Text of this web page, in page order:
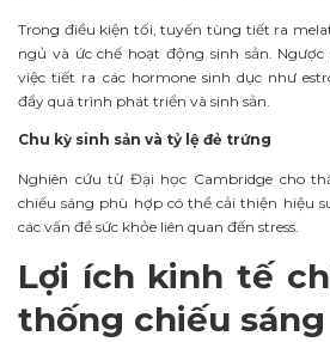
Trong điều kiện tối, tuyến tùng tiết ra
ngủ và ức chế hoạt động sinh sản.
việc tiết ra các hormone sinh dục như
đẩy quá trình phát triển và sinh sản.
Chu kỳ sinh sản và tỷ lệ đẻ trứng
Nghiên cứu từ Đại học Cambridge cho
chiếu sáng phù hợp có thể cải thiện hiệu
các vấn đề sức khỏe liên quan đến stress.
Lợi ích kinh tế
thống chiếu